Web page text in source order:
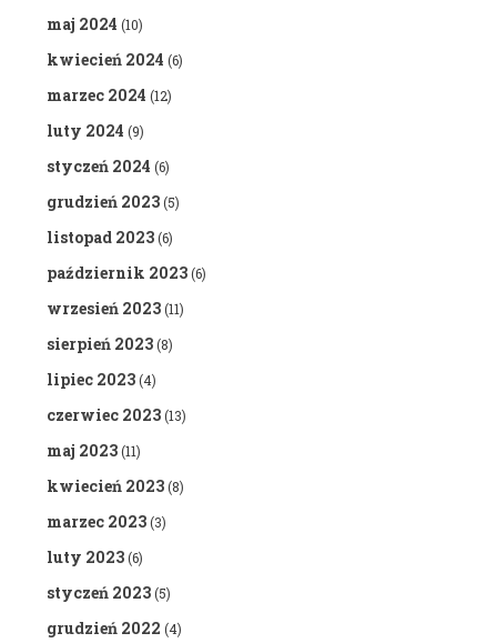
maj 2024 (10)
kwiecień 2024 (6)
marzec 2024 (12)
luty 2024 (9)
styczeń 2024 (6)
grudzień 2023(5)
listopad 2023(6)
październik 2023(6)
wrzesień 2023(11)
sierpień 2023(8)
lipiec 2023(4)
czerwiec 2023(13)
maj 2023(11)
kwiecień 2023(8)
marzec 2023(3)
luty 2023(6)
styczeń 2023(5)
grudzień 2022 (4)